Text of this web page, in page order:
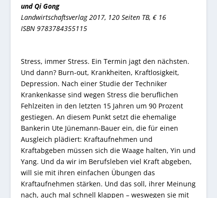
und Qi Gong
Landwirtschaftsverlag 2017, 120 Seiten TB, € 16
ISBN 9783784355115
Stress, immer Stress. Ein Termin jagt den nächsten.
Und dann? Burn-out, Krankheiten, Kraftlosigkeit,
Depression. Nach einer Studie der Techniker
Krankenkasse sind wegen Stress die beruflichen
Fehlzeiten in den letzten 15 Jahren um 90 Prozent
gestiegen. An diesem Punkt setzt die ehemalige
Bankerin Ute Jünemann-Bauer ein, die für einen
Ausgleich plädiert: Kraftaufnehmen und
Kraftabgeben müssen sich die Waage halten, Yin und
Yang. Und da wir im Berufsleben viel Kraft abgeben,
will sie mit ihren einfachen Übungen das
Kraftaufnehmen stärken. Und das soll, ihrer Meinung
nach, auch mal schnell klappen – weswegen sie mit